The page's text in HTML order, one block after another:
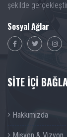
şekilde
Sosyal Ağlar
SİTE İÇİ
Hakkımızda